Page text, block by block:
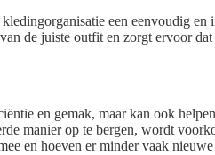
een eenvoudig en
de juiste outfit en zorgt ervoor
en gemak, maar kan ook
manier op te bergen, wordt
en hoeven er minder vaak